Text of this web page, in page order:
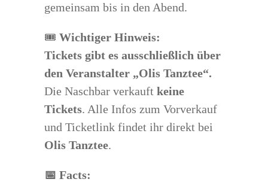
gemeinsam bis in den Abend.
🎟️ Wichtiger Hinweis:
Tickets gibt es ausschließlich über
den Veranstalter „Olis Tanztee“.
Die Naschbar verkauft keine
Tickets. Alle Infos zum Vorverkauf
und Ticketlink findet ihr direkt bei
Olis Tanztee.
📅 Facts: